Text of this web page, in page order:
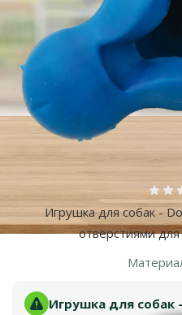
Игрушка для собак -
отверстиями
Игрушка для собак